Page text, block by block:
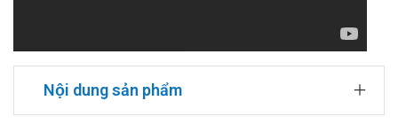
Nội dung sản phẩm